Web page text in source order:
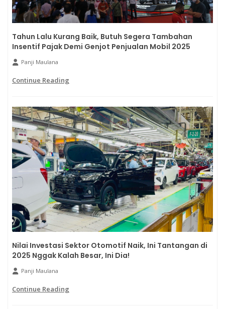
Tahun Lalu Kurang Baik, Butuh Segera Tambahan
Insentif Pajak Demi Genjot Penjualan Mobil 2025
Panji Maulana
Continue Reading
Nilai Investasi Sektor Otomotif Naik, Ini Tantangan di
2025 Nggak Kalah Besar, Ini Dia!
Panji Maulana
Continue Reading